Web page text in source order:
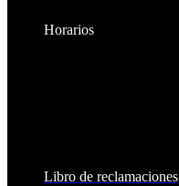
Horarios
Libro de reclamaciones